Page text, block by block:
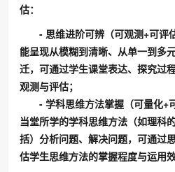
估：
- 思维进阶可辨（可观测+可评
能呈现从模糊到清晰、从单一到多
迁，可通过学生课堂表达、探究过
观测与评估；
- 学科思维方法掌握（可量化+
当堂所学的学科思维方法（如理科
括）分析问题、解决问题，可通过
估学生思维方法的掌握程度与运用效